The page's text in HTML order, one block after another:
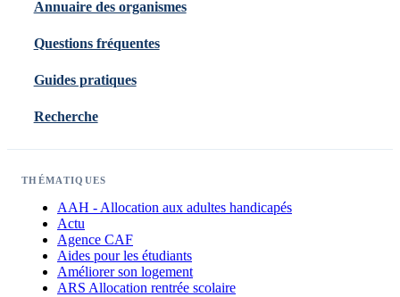
Annuaire des organismes
Questions fréquentes
Guides pratiques
Recherche
THÉMATIQUES
AAH - Allocation aux adultes handicapés
Actu
Agence CAF
Aides pour les étudiants
Améliorer son logement
ARS Allocation rentrée scolaire